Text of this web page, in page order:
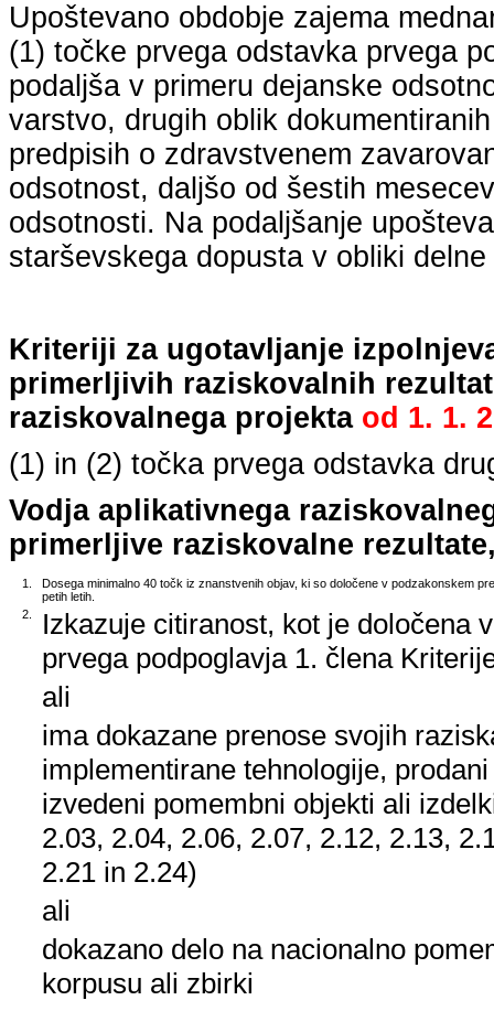
Upoštevano obdobje zajema
(1) točke prvega odstavka prvega
podaljša v primeru dejanske
varstvo, drugih oblik
predpisih o zdravstvenem
odsotnost, daljšo od šestih
odsotnosti. Na podaljšanje
starševskega dopusta v obliki
Kriteriji za ugotavljanje
primerljivih raziskovalnih
raziskovalnega projekta od 1. 1.
(1) in (2) točka prvega odstavka
Vodja aplikativnega
primerljive raziskovalne
1.
Dosega minimalno 40 točk iz znanstvenih objav, ki so določene v podzakonskem
petih letih.
2.
Izkazuje citiranost, kot je določena
prvega podpoglavja 1. člena
ali
ima dokazane prenose svojih
implementirane tehnologije,
izvedeni pomembni objekti ali
2.03, 2.04, 2.06, 2.07, 2.12, 2.13,
2.21 in 2.24)
ali
dokazano delo na nacionalno
korpusu ali zbirki